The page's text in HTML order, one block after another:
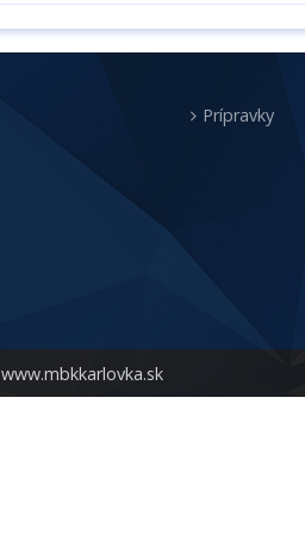
www.mbkkarlovka.sk
Prípravky